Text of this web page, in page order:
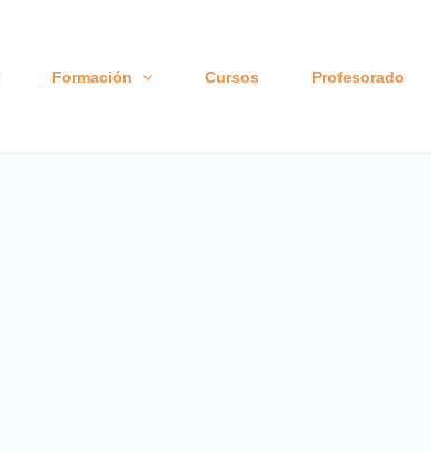
Formación Cursos Profesorado